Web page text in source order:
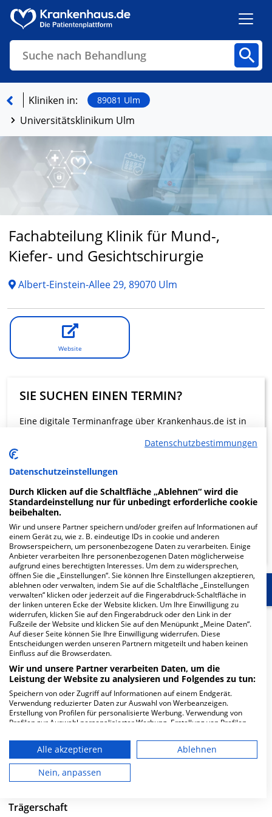
Suche nach Behandlung
Finden
Kliniken in: 89081 Ulm
Universitätsklinikum Ulm
Fachabteilung Klinik für Mund-,
Kiefer- und Gesichtschirurgie
Albert-Einstein-Allee 29, 89070 Ulm
Website
SIE SUCHEN EINEN TERMIN?
Eine digitale Terminanfrage über Krankenhaus.de ist in
Beratung und Kontakt
KLINIKEN FINDEN
Start Für die Klinik Weitere Fachabteilungen
Herzlich Willkommen
Universitätsklinikum Ulm in der Albert-Einstein-Allee 29
ist ein großes Krankenhaus in Ulm. Mit einer Kapazität
von 696 Betten werden in den spezialisierten
Fachabteilungen pro Jahr etwa 24.839 medizinische Fälle
behandelt und therapiert.
Besuchszeiten
0 bis 23 Uhr
Trägerschaft
Datenschutzbestimmungen
Datenschutzeinstellungen
Durch Klicken auf die Schaltfläche „Ablehnen“ wird die
Standardeinstellung nur für unbedingt erforderliche cookie
beibehalten.
Wir und unsere Partner speichern und/oder greifen auf Informationen auf
einem Gerät zu, wie z. B. eindeutige IDs in cookie und anderen
Browserspeichern, um personenbezogene Daten zu verarbeiten. Einige
Anbieter verarbeiten Ihre personenbezogenen Daten möglicherweise
aufgrund eines berechtigten Interesses. Um dem zu widersprechen,
öffnen Sie die „Einstellungen“. Sie können Ihre Einstellungen akzeptieren,
ablehnen oder verwalten, indem Sie auf die Schaltfläche „Einstellungen
verwalten“ klicken oder jederzeit auf die Fingerabdruck-Schaltfläche in
der linken unteren Ecke der Website klicken. Um Ihre Einwilligung zu
widerrufen, klicken Sie auf den Fingerabdruck oder den Link in der
Fußzeile der Website und klicken Sie auf den Menüpunkt „Meine Daten“.
Auf dieser Seite können Sie Ihre Einwilligung widerrufen. Diese
Entscheidungen werden unseren Partnern mitgeteilt und haben keinen
Einfluss auf die Browserdaten.
Wir und unsere Partner verarbeiten Daten, um die
Leistung der Website zu analysieren und Folgendes zu tun:
Speichern von oder Zugriff auf Informationen auf einem Endgerät.
Verwendung reduzierter Daten zur Auswahl von Werbeanzeigen.
Erstellung von Profilen für personalisierte Werbung. Verwendung von
Profilen zur Auswahl personalisierter Werbung. Erstellung von Profilen
personalisierter Inhalte. Messung der Werbeleistung. Messung der
Performance von Inhalten. Analyse von Zielgruppen durch Statistiken
oder Kombinationen von Daten aus verschiedenen Quellen. Entwicklung
und Verbesserung der Angebote. Verwendung reduzierter Daten zur
Auswahl von Inhalten.
Ihre Einwilligung und die cookie Richtlinie gelten ausschließlich für diese
Alle akzeptieren
Ablehnen
Nein, anpassen